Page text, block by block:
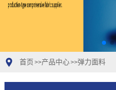
首页 >>产品中心>>弹力面料